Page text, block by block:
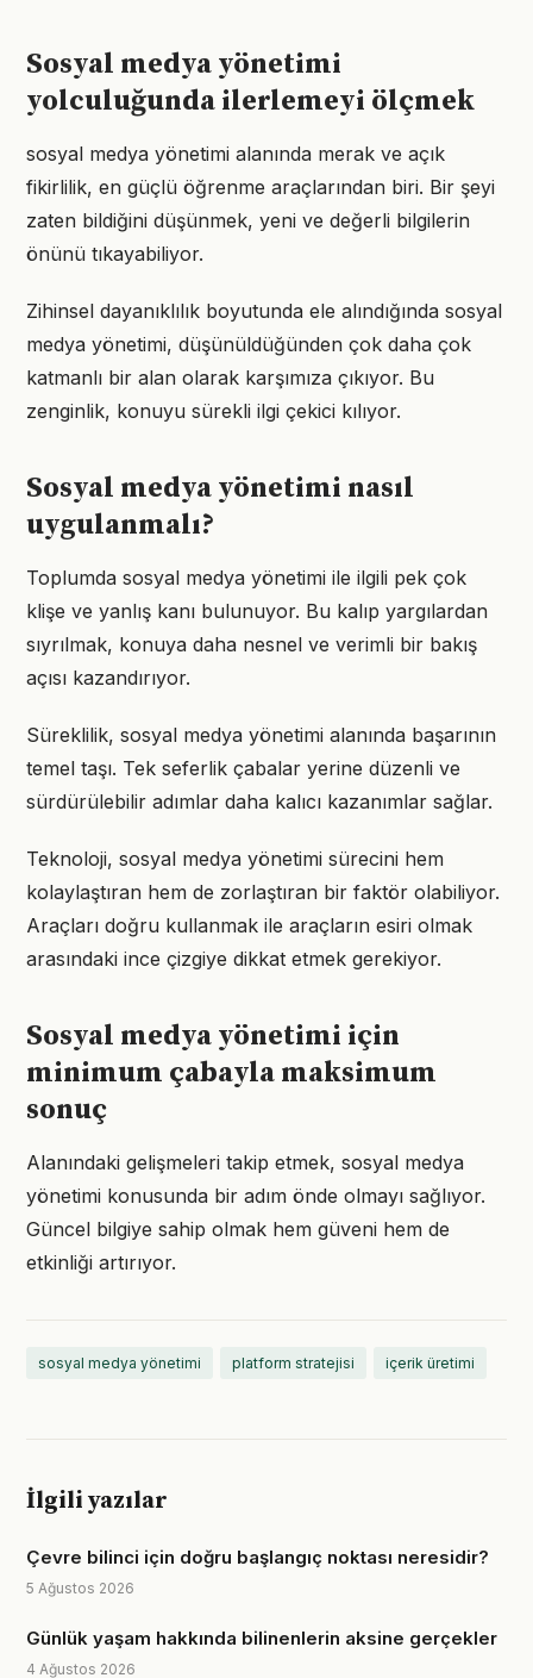
Sosyal medya yönetimi
yolculuğunda ilerlemeyi ölçmek
sosyal medya yönetimi alanında merak ve açık
fikirlilik, en güçlü öğrenme araçlarından biri. Bir şeyi
zaten bildiğini düşünmek, yeni ve değerli bilgilerin
önünü tıkayabiliyor.
Zihinsel dayanıklılık boyutunda ele alındığında sosyal
medya yönetimi, düşünüldüğünden çok daha çok
katmanlı bir alan olarak karşımıza çıkıyor. Bu
zenginlik, konuyu sürekli ilgi çekici kılıyor.
Sosyal medya yönetimi nasıl
uygulanmalı?
Toplumda sosyal medya yönetimi ile ilgili pek çok
klişe ve yanlış kanı bulunuyor. Bu kalıp yargılardan
sıyrılmak, konuya daha nesnel ve verimli bir bakış
açısı kazandırıyor.
Süreklilik, sosyal medya yönetimi alanında başarının
temel taşı. Tek seferlik çabalar yerine düzenli ve
sürdürülebilir adımlar daha kalıcı kazanımlar sağlar.
Teknoloji, sosyal medya yönetimi sürecini hem
kolaylaştıran hem de zorlaştıran bir faktör olabiliyor.
Araçları doğru kullanmak ile araçların esiri olmak
arasındaki ince çizgiye dikkat etmek gerekiyor.
Sosyal medya yönetimi için
minimum çabayla maksimum
sonuç
Alanındaki gelişmeleri takip etmek, sosyal medya
yönetimi konusunda bir adım önde olmayı sağlıyor.
Güncel bilgiye sahip olmak hem güveni hem de
etkinliği artırıyor.
sosyal medya yönetimi platform stratejisi içerik üretimi
İlgili yazılar
Çevre bilinci için doğru başlangıç noktası neresidir?
5 Ağustos 2026
Günlük yaşam hakkında bilinenlerin aksine gerçekler
4 Ağustos 2026